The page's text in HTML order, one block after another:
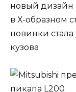
новый дизайн
в Х-образном
новинки стала
кузова